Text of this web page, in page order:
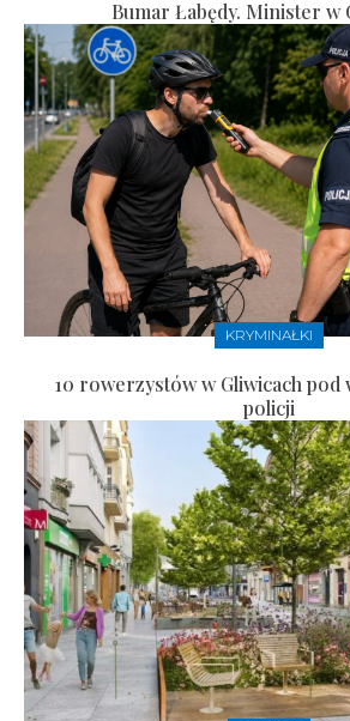
Bumar Łabędy. Minister w
KRYMINAŁKI
10 rowerzystów w Gliwicach pod
policji